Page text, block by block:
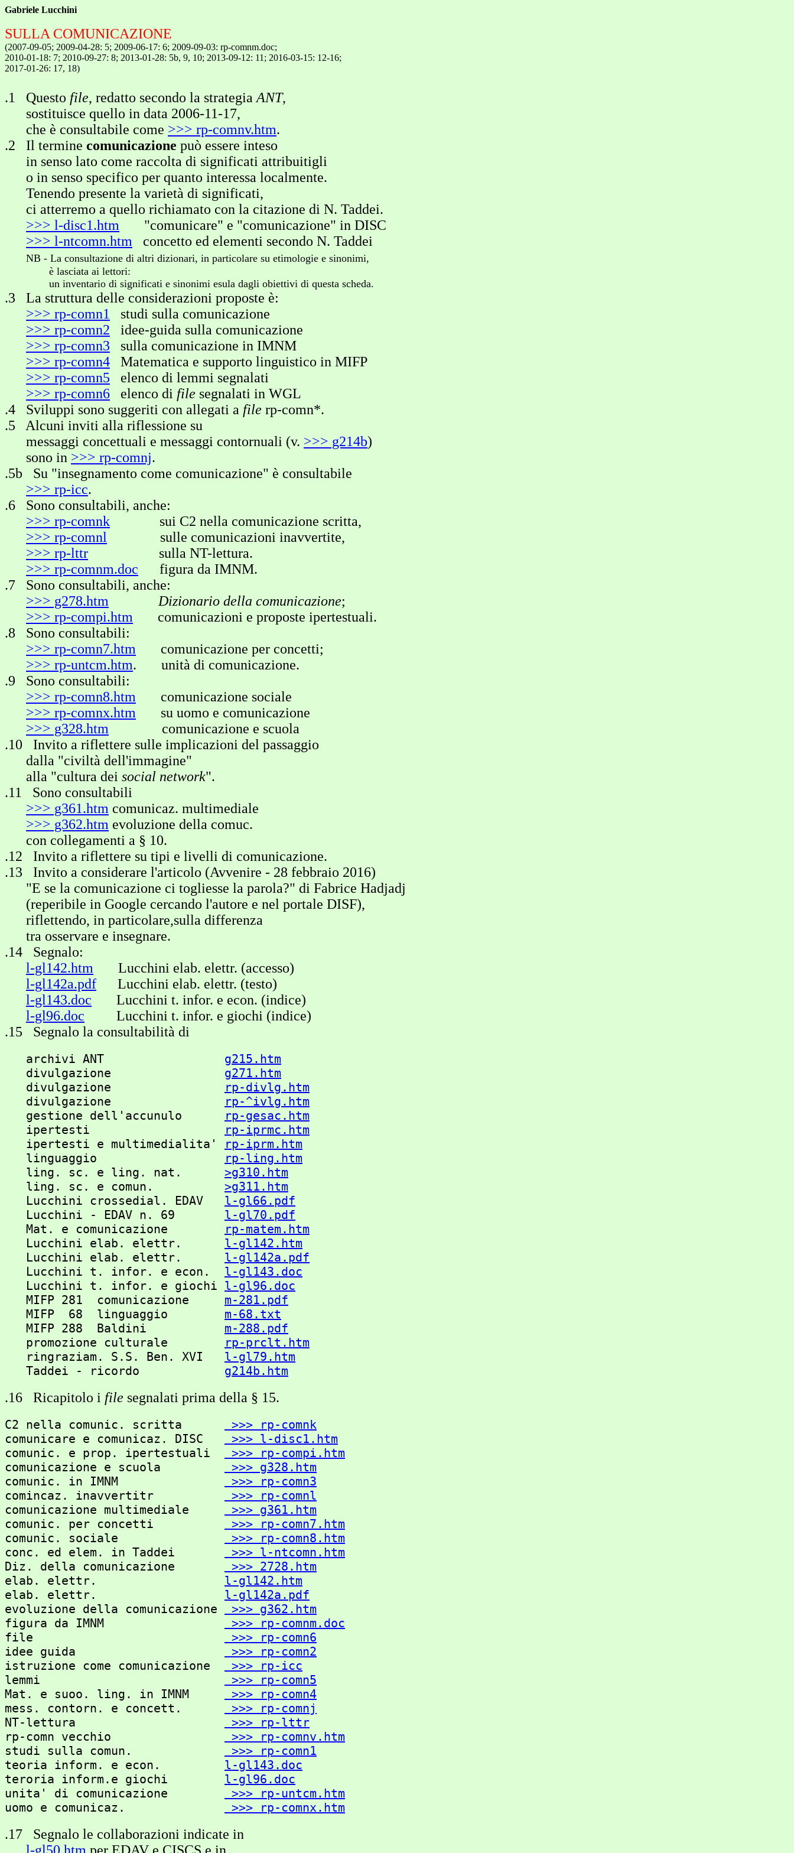
Gabriele Lucchini
SULLA COMUNICAZIONE
(2007-09-05; 2009-04-28: 5; 2009-06-17: 6; 2009-09-03: rp-comnm.doc;
2010-01-18: 7; 2010-09-27: 8; 2013-01-28: 5b, 9, 10; 2013-09-12: 11; 2016-03-15: 12-16;
2017-01-26: 17, 18)
.1 Questo file, redatto secondo la strategia ANT,
sostituisce quello in data 2006-11-17,
che è consultabile come >>> rp-comnv.htm.
.2 Il termine comunicazione può essere inteso
in senso lato come raccolta di significati attribuitigli
o in senso specifico per quanto interessa localmente.
Tenendo presente la varietà di significati,
ci atterremo a quello richiamato con la citazione di N. Taddei.
>>> l-disc1.htm "comunicare" e "comunicazione" in DISC
>>> l-ntcomn.htm concetto ed elementi secondo N. Taddei
NB - La consultazione di altri dizionari, in particolare su etimologie e sinonimi,
è lasciata ai lettori:
un inventario di significati e sinonimi esula dagli obiettivi di questa scheda.
.3 La struttura delle considerazioni proposte è:
>>> rp-comn1
studi sulla comunicazione
>>> rp-comn2 idee-guida sulla comunicazione
>>> rp-comn3 sulla comunicazione in IMNM
>>> rp-comn4 Matematica e supporto linguistico in MIFP
>>> rp-comn5 elenco di lemmi segnalati
>>> rp-comn6 elenco di file segnalati in WGL
.4 Sviluppi sono suggeriti con allegati a file rp-comn*.
.5 Alcuni inviti alla riflessione su
messaggi concettuali e messaggi contornuali (v. >>> g214b)
sono in >>> rp-comnj.
.5b Su "insegnamento come comunicazione" è consultabile
>>> rp-icc.
.6 Sono consultabili, anche:
>>> rp-comnk sui C2 nella comunicazione scritta,
>>> rp-comnl sulle comunicazioni inavvertite,
>>> rp-lttr sulla NT-lettura.
>>> rp-comnm.doc figura da IMNM.
.7 Sono consultabili, anche:
>>> g278.htm
Dizionario della comunicazione;
>>> rp-compi.htm comunicazioni e proposte ipertestuali.
.8 Sono consultabili:
>>> rp-comn7.htm comunicazione per concetti;
>>> rp-untcm.htm. unità di comunicazione.
.9 Sono consultabili:
>>> rp-comn8.htm comunicazione sociale
>>> rp-comnx.htm su uomo e comunicazione
>>> g328.htm comunicazione e scuola
.10 Invito a riflettere sulle implicazioni del passaggio
dalla "civiltà dell'immagine"
alla "cultura dei social network".
.11 Sono consultabili
>>> g361.htm comunicaz. multimediale
>>> g362.htm evoluzione della comuc.
con collegamenti a § 10.
.12 Invito a riflettere su tipi e livelli di comunicazione.
.13 Invito a considerare l'articolo (Avvenire - 28 febbraio 2016)
"E se la comunicazione ci togliesse la parola?" di Fabrice Hadjadj
(reperibile in Google cercando l'autore e nel portale DISF),
riflettendo, in particolare,sulla differenza
tra osservare e insegnare.
.14 Segnalo:
l-gl142.htm Lucchini elab. elettr. (accesso)
l-gl142a.pdf Lucchini elab. elettr. (testo)
l-gl143.doc Lucchini t. infor. e econ. (indice)
l-gl96.doc Lucchini t. infor. e giochi (indice)
.15 Segnalo la consultabilità di
   archivi ANT
g215.htm
   divulgazione
g271.htm
   divulgazione
rp-divlg.htm
   divulgazione
rp-^ivlg.htm
   gestione dell'accunulo
rp-gesac.htm
   ipertesti
rp-iprmc.htm
   ipertesti e multimedialita'
rp-iprm.htm
   linguaggio
rp-ling.htm
   ling. sc. e ling. nat.
>g310.htm
   ling. sc. e comun.
>g311.htm
   Lucchini crossedial. EDAV
l-gl66.pdf
   Lucchini - EDAV n. 69
l-gl70.pdf
   Mat. e comunicazione
rp-matem.htm
   Lucchini elab. elettr.
l-gl142.htm
   Lucchini elab. elettr.
l-gl142a.pdf
   Lucchini t. infor. e econ.
l-gl143.doc
   Lucchini t. infor. e giochi
l-gl96.doc
   MIFP 281  comunicazione
m-281.pdf
   MIFP  68  linguaggio
m-68.txt
   MIFP 288  Baldini
m-288.pdf
   promozione culturale
rp-prclt.htm
   ringraziam. S.S. Ben. XVI
l-gl79.htm
   Taddei - ricordo
g214b.htm
.16 Ricapitolo i file segnalati prima della § 15.
C2 nella comunic. scritta
>>> rp-comnk
comunicare e comunicaz. DISC
>>> l-disc1.htm
comunic. e prop. ipertestuali
>>> rp-compi.htm
comunicazione e scuola
>>> g328.htm
comunic. in IMNM
>>> rp-comn3
comincaz. inavvertitr
>>> rp-comnl
comunicazione multimediale
>>> g361.htm
comunic. per concetti
>>> rp-comn7.htm
comunic. sociale
>>> rp-comn8.htm
conc. ed elem. in Taddei
>>> l-ntcomn.htm
Diz. della comunicazione
>>> 2728.htm
elab. elettr. l-gl142.htm
elab. elettr. l-gl142a.pdf
evoluzione della comunicazione
>>> g362.htm
figura da IMNM
>>> rp-comnm.doc
file
>>> rp-comn6
idee guida
>>> rp-comn2
istruzione come comunicazione
>>> rp-icc
lemmi
>>> rp-comn5
Mat. e suoo. ling. in IMNM
>>> rp-comn4
mess. contorn. e concett.
>>> rp-comnj
NT-lettura
>>> rp-lttr
rp-comn vecchio
>>> rp-comnv.htm
studi sulla comun.
>>> rp-comn1
teoria inform. e econ. l-gl143.doc
teroria inform.e giochi l-gl96.doc
unita' di comunicazione
>>> rp-untcm.htm
uomo e comunicaz.
>>> rp-comnx.htm
.17 Segnalo le collaborazioni indicate in